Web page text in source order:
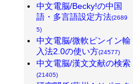
中文電脳/Becky!の中国
語・多言語設定方法(2689
5)
中文電脳/微軟ピンイン輸
入法2.0の使い方(24577)
中文電脳/漢文文献の検索
(21405)